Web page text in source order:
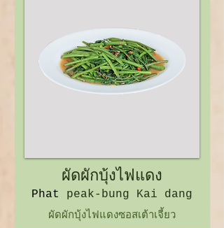
ผัดผักบุ้งไฟแดงซอสเต้าเจี้ยว
ผัดผักบุ้งไฟแดง
Phat peak-bung Kai dang